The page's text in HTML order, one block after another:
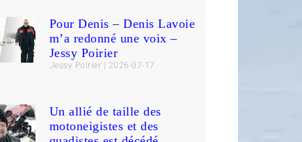
Pour Denis – Denis Lavoie
m’a redonné une voix –
Jessy Poirier
Jessy Poirier 2026-07-17
Un allié de taille des
motoneigistes et des